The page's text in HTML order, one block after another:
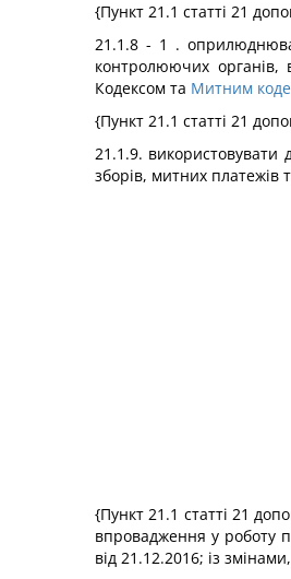
{Пункт 21.1 статті 21
21.1.8 - 1 .
контролюючих органів,
Кодексом та Митним
{Пункт 21.1 статті 21
21.1.9. використовувати
зборів, митних платежів
{Пункт 21.1 статті 21
впровадження у роботу
від 21.12.2016; із